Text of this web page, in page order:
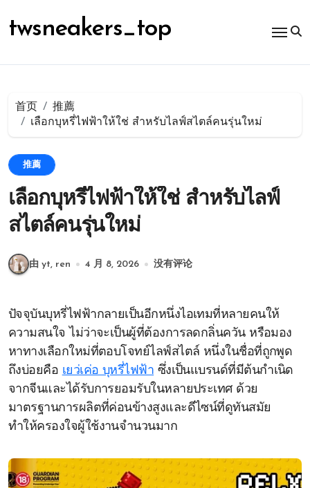
容
twsneakers_top
首页
推薦
เลือกบุหรี่ไฟฟ้าให้ใช่ สำหรับไลฟ์สไตล์คนรุ่นใหม่
推薦
เลือกบุหรี่ไฟฟ้าให้ใช่ สำหรับไลฟ์
สไตล์คนรุ่นใหม่
由 yt, ren 4 月 8, 2026 没有评论
ปัจจุบันบุหรี่ไฟฟ้ากลายเป็นอีกหนึ่งไอเทมที่หลายคนให้
ความสนใจ ไม่ว่าจะเป็นผู้ที่ต้องการลดกลิ่นควัน หรือมอง
หาทางเลือกใหม่ที่ตอบโจทย์ไลฟ์สไตล์ หนึ่งในชื่อที่ถูกพูด
ถึงบ่อยคือ เยว่เค่อ บุหรี่ไฟฟ้า ซึ่งเป็นแบรนด์ที่มีต้นกำเนิด
จากจีนและได้รับการยอมรับในหลายประเทศ ด้วย
มาตรฐานการผลิตที่ค่อนข้างสูงและดีไซน์ที่ดูทันสมัย
ทำให้ครองใจผู้ใช้งานจำนวนมาก